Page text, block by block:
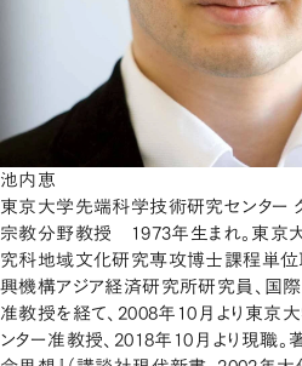
池内恵
東京大学先端科学技術研究センター グ
宗教分野教授 1973年生まれ。東京
究科地域文化研究専攻博士課程単位
興機構アジア経済研究所研究員、国
准教授を経て、2008年10月より東京
ンター准教授、2018年10月より現職。